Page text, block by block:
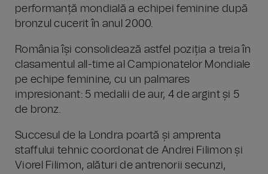
performanță mondială a echipei feminine după
bronzul cucerit în anul 2000.
România își consolidează astfel poziția a treia în
clasamentul all-time al Campionatelor Mondiale
pe echipe feminine, cu un palmares
impresionant: 5 medalii de aur, 4 de argint și 5
de bronz.
Succesul de la Londra poartă și amprenta
staffului tehnic coordonat de Andrei Filimon și
Viorel Filimon, alături de antrenorii secunzi,